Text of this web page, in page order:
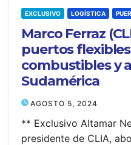
EXCLUSIVO LOGÍSTICA
Marco Ferraz
puertos
combustibles y
Sudamérica
AGOSTO 5, 2024
** Exclusivo Altamar
presidente de CLIA,